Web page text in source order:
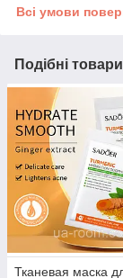
Всі умови
Подібні
Тканевая маска